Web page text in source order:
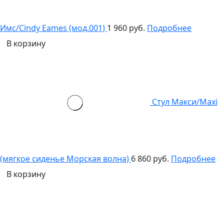
Имс/Cindy Eames (мод.001) 1 960 руб. Подробнее
В корзину
Стул Макси/Maxi
(мягкое сиденье Морская волна) 6 860 руб. Подробнее
В корзину